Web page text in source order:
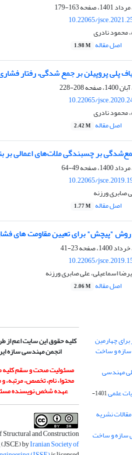
163-179
10.22065/
محمود نادری
اصل مقاله 1.98 M
پلی پروپیلن بر جمع شدگی، رفتار
208-228
10.22065/
محمود نادری
اصل مقاله 2.42 M
بر چسبندگی ملات‌های اعمالی
49-64
10.22065/
صابری ورزنه
اصل مقاله 1.77 M
روش "پیچش" برای تعیین مقاومت های
23-41
10.22065/
اسماعیلی، علی صابری ورزنه
اصل مقاله 2.06 M
چهارمین
و ساخت
مهندسی
علمی
1401-
نشریه
کلیه حقوق این سایت اعم از
انجمن مهندسی سازه
مسئولیت صحت و سقم کلیه
محتوا، نام، تخصص، مرتبه،
عهده شخص نویسنده
Structural and Construction
byIranian Society of